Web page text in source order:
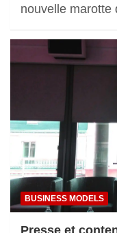
nouvelle
BUSINESS MODELS
Presse et